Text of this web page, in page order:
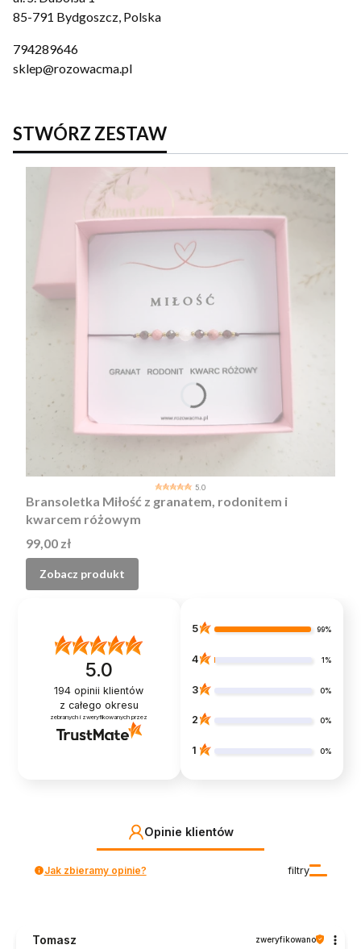
85-791 Bydgoszcz, Polska
794289646
sklep@rozowacma.pl
STWÓRZ ZESTAW
5.0
Bransoletka Miłość z granatem, rodonitem i
kwarcem różowym
Cena
99,00 zł
Zobacz produkt
5.0
194 opinii klientów
z całego okresu
zebranych i zweryfikowanych przez
5 99%
4 1%
3 0%
2 0%
1 0%
Opinie klientów
filtry
Jak zbieramy opinie?
Tomasz zweryfikowano